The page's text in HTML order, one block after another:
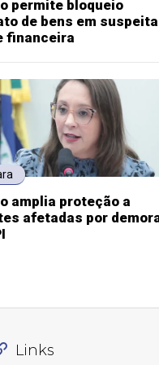
permite bloqueio
de bens em
financeira
amplia proteção a
afetadas por
Links